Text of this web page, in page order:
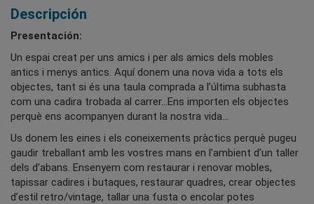
Descripción
Presentación:
Un espai creat per uns amics i per als amics dels mobles
antics i menys antics. Aquí donem una nova vida a tots els
objectes, tant si és una taula comprada a l’última subhasta
com una cadira trobada al carrer…Ens importen els objectes
perquè ens acompanyen durant la nostra vida…
Us donem les eines i els coneixements pràctics perquè pugeu
gaudir treballant amb les vostres mans en l’ambient d’un taller
dels d’abans. Ensenyem com restaurar i renovar mobles,
tapissar cadires i butaques, restaurar quadres, crear objectes
d’estil retro/vintage, tallar una fusta o encolar potes